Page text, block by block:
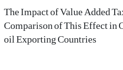
The Impact of Value Added
Comparison of This Effect in
oil Exporting Countries